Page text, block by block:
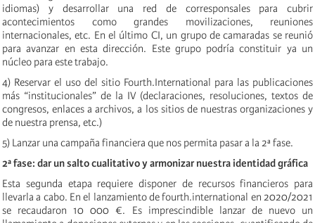
idiomas) y desarrollar una red de corresponsales para cubrir
acontecimientos como grandes movilizaciones, reuniones
internacionales, etc. En el último CI, un grupo de camaradas se reunió
para avanzar en esta dirección. Este grupo podría constituir ya un
núcleo para este trabajo.
4) Reservar el uso del sitio Fourth.International para las publicaciones
más “institucionales” de la IV (declaraciones, resoluciones, textos de
congresos, enlaces a archivos, a los sitios de nuestras organizaciones y
de nuestra prensa, etc.)
5) Lanzar una campaña financiera que nos permita pasar a la 2ª fase.
2ª fase: dar un salto cualitativo y armonizar nuestra identidad gráfica
Esta segunda etapa requiere disponer de recursos financieros para
llevarla a cabo. En el lanzamiento de fourth.international en 2020/2021
se recaudaron 10 000 €. Es imprescindible lanzar de nuevo un